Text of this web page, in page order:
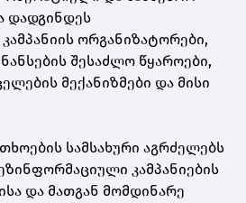
დადგინდეს
ორგანიზატორები,
შესაძლო წყაროები,
მექანიზმები და მისი
სამსახური აგრძელებს
კამპანიების
და მათგან მომდინარე